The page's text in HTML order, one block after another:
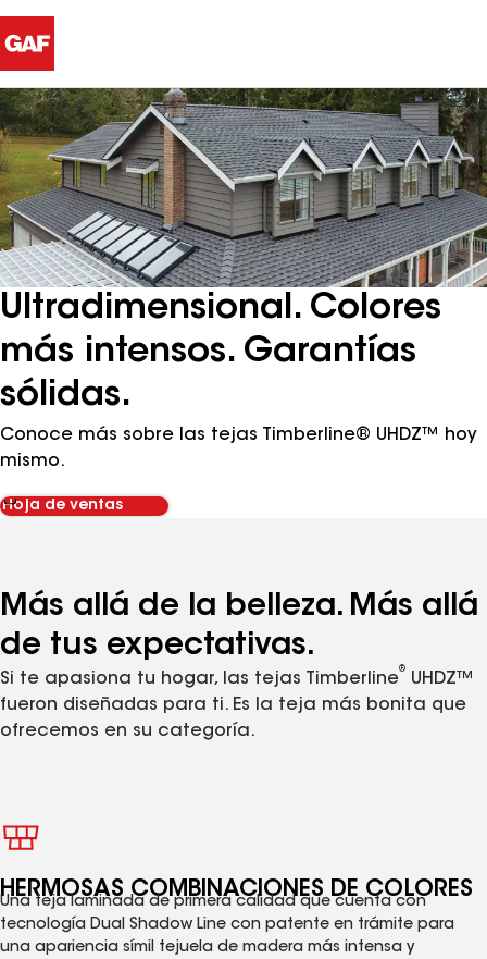
Ultradimensional. Colores
más intensos. Garantías
sólidas.
Conoce más sobre las tejas Timberline® UHDZ™ hoy
mismo.
Hoja de ventas
Más allá de la belleza. Más allá
de tus expectativas.
Si te apasiona tu hogar, las tejas Timberline
®
UHDZ™
fueron diseñadas para ti. Es la teja más bonita que
ofrecemos en su categoría.
HERMOSAS COMBINACIONES DE COLORES
Una teja laminada de primera calidad que cuenta con
tecnología Dual Shadow Line con patente en trámite para
una apariencia símil tejuela de madera más intensa y